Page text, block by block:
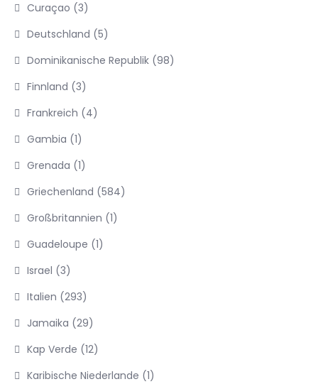
Curaçao (3)
Deutschland (5)
Dominikanische Republik (98)
Finnland (3)
Frankreich (4)
Gambia (1)
Grenada (1)
Griechenland (584)
Großbritannien (1)
Guadeloupe (1)
Israel (3)
Italien (293)
Jamaika (29)
Kap Verde (12)
Karibische Niederlande (1)